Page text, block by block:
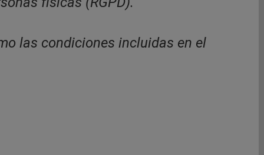
las condiciones incluidas en el